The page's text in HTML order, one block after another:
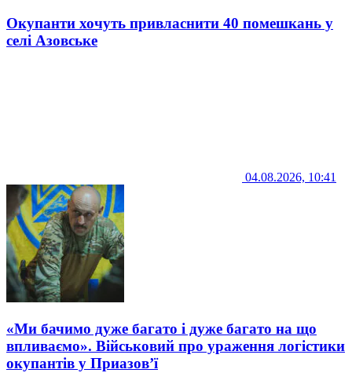
Окупанти хочуть привласнити 40 помешкань у
селі Азовське
04.08.2026, 10:41
«Ми бачимо дуже багато і дуже багато на що
впливаємо». Військовий про ураження логістики
окупантів у Приазов’ї